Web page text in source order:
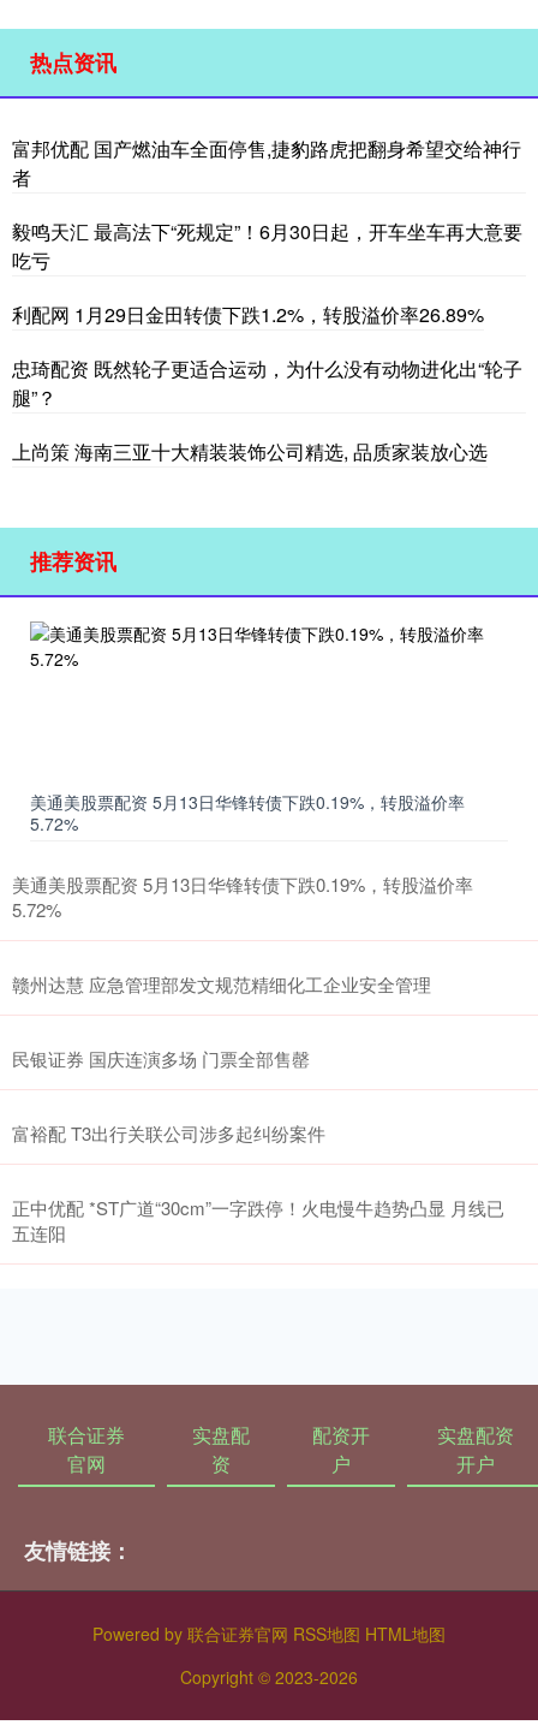
热点资讯
富邦优配 国产燃油车全面停售,捷豹路虎把翻身希望交给神行
者
毅鸣天汇 最高法下“死规定”！6月30日起，开车坐车再大意要
吃亏
利配网 1月29日金田转债下跌1.2%，转股溢价率26.89%
忠琦配资 既然轮子更适合运动，为什么没有动物进化出“轮子
腿”？
上尚策 海南三亚十大精装装饰公司精选, 品质家装放心选
推荐资讯
美通美股票配资 5月13日华锋转债下跌0.19%，转股溢价率
5.72%
美通美股票配资 5月13日华锋转债下跌0.19%，转股溢价率
5.72%
赣州达慧 应急管理部发文规范精细化工企业安全管理
民银证券 国庆连演多场 门票全部售罄
富裕配 T3出行关联公司涉多起纠纷案件
正中优配 *ST广道“30cm”一字跌停！火电慢牛趋势凸显 月线已
五连阳
联合证券
官网
实盘配
资
配资开
户
实盘配资
开户
友情链接：
Powered by 联合证券官网 RSS地图 HTML地图
Copyright © 2023-2026